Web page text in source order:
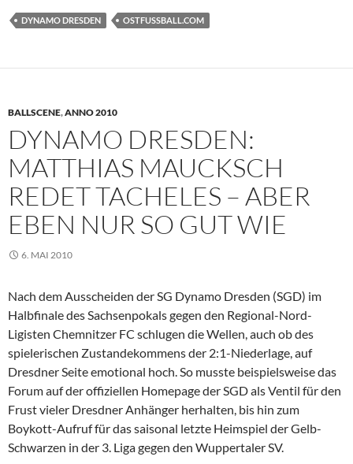
DYNAMO DRESDEN OSTFUSSBALL.COM
BALLSCENE,ANNO 2010
DYNAMO DRESDEN:
MATTHIAS MAUCKSCH
REDET TACHELES – ABER
EBEN NUR SO GUT WIE
6. MAI 2010
Nach dem Ausscheiden der SG Dynamo Dresden (SGD) im
Halbfinale des Sachsenpokals gegen den Regional-Nord-
Ligisten Chemnitzer FC schlugen die Wellen, auch ob des
spielerischen Zustandekommens der 2:1-Niederlage, auf
Dresdner Seite emotional hoch. So musste beispielsweise das
Forum auf der offiziellen Homepage der SGD als Ventil für den
Frust vieler Dresdner Anhänger herhalten, bis hin zum
Boykott-Aufruf für das saisonal letzte Heimspiel der Gelb-
Schwarzen in der 3. Liga gegen den Wuppertaler SV.